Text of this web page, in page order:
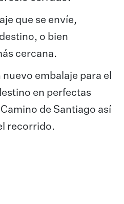
que se envíe,
o bien
cercana.
embalaje para el
en perfectas
de Santiago así
recorrido.